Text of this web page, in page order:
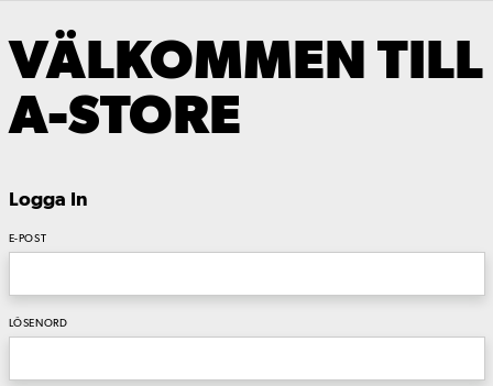
VÄLKOMMEN TILL
A-STORE
Logga In
E-POST
LÖSENORD